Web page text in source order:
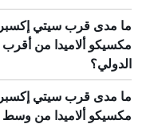
ما مدى قرب سيتي
مكسيكو ألاميدا من
الدولي؟
ما مدى قرب سيتي
مكسيكو ألاميدا من